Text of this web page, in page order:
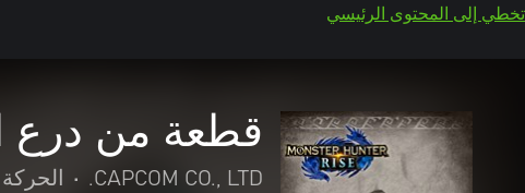
تخطي إلى المحتوى الرئيسي
قطعة من درع
CAPCOM CO., LTD.
•